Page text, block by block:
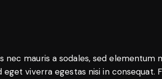
nec mauris a sodales, sed elementum
eget viverra egestas nisi in consequat.